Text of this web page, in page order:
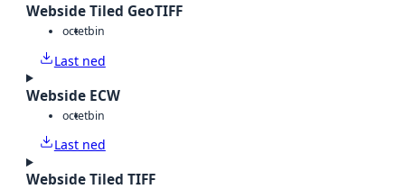
Webside Tiled GeoTIFF
octetbin
Last ned
Webside ECW
octetbin
Last ned
Webside Tiled TIFF